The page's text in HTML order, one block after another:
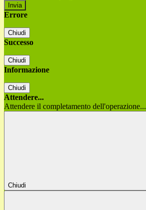
Errore
Chiudi
Successo
Chiudi
Informazione
Chiudi
Attendere...
Attendere il completamento dell'operazione...
Chiudi